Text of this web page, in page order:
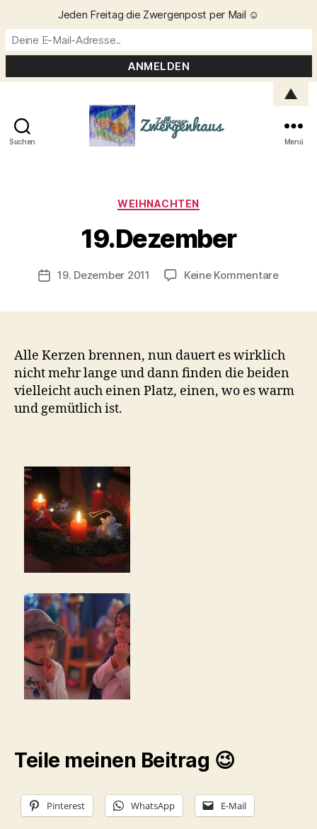
Suchen Menü
Kategorien
WEIHNACHTEN
19.Dezember
Beitragsautor
V
n
C
h
ri
t
Veröffentlichungsdatum
19. Dezember 2011 Keine Kommentarezu
Alle Kerzen brennen, nun dauert es wirklich
nicht mehr lange und dann finden die beiden
vielleicht auch einen Platz, einen, wo es warm
und gemütlich ist.
Teile meinen Beitrag 😉
Pinterest WhatsApp E-Mail
Jeden Freitag die Zwergenpost per Mail ☺️
▲